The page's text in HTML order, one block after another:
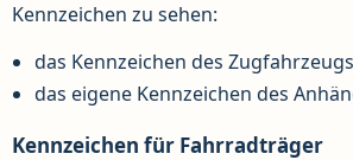
Kennzeichen zu sehen:
das Kennzeichen des
das eigene Kennzeichen des
Kennzeichen für Fahrradträger